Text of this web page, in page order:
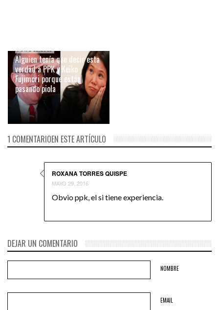
Alguien tenía que decir esta
verdad a PPK y Keiko
Fujimori porque están
pasando piola
1 COMENTARIOEN ESTE ARTÍCULO
ROXANA TORRES QUISPE
MAYO 29, 2016
Obvio ppk, el si tiene experiencia.
DEJAR UN COMENTARIO
NOMBRE
EMAIL